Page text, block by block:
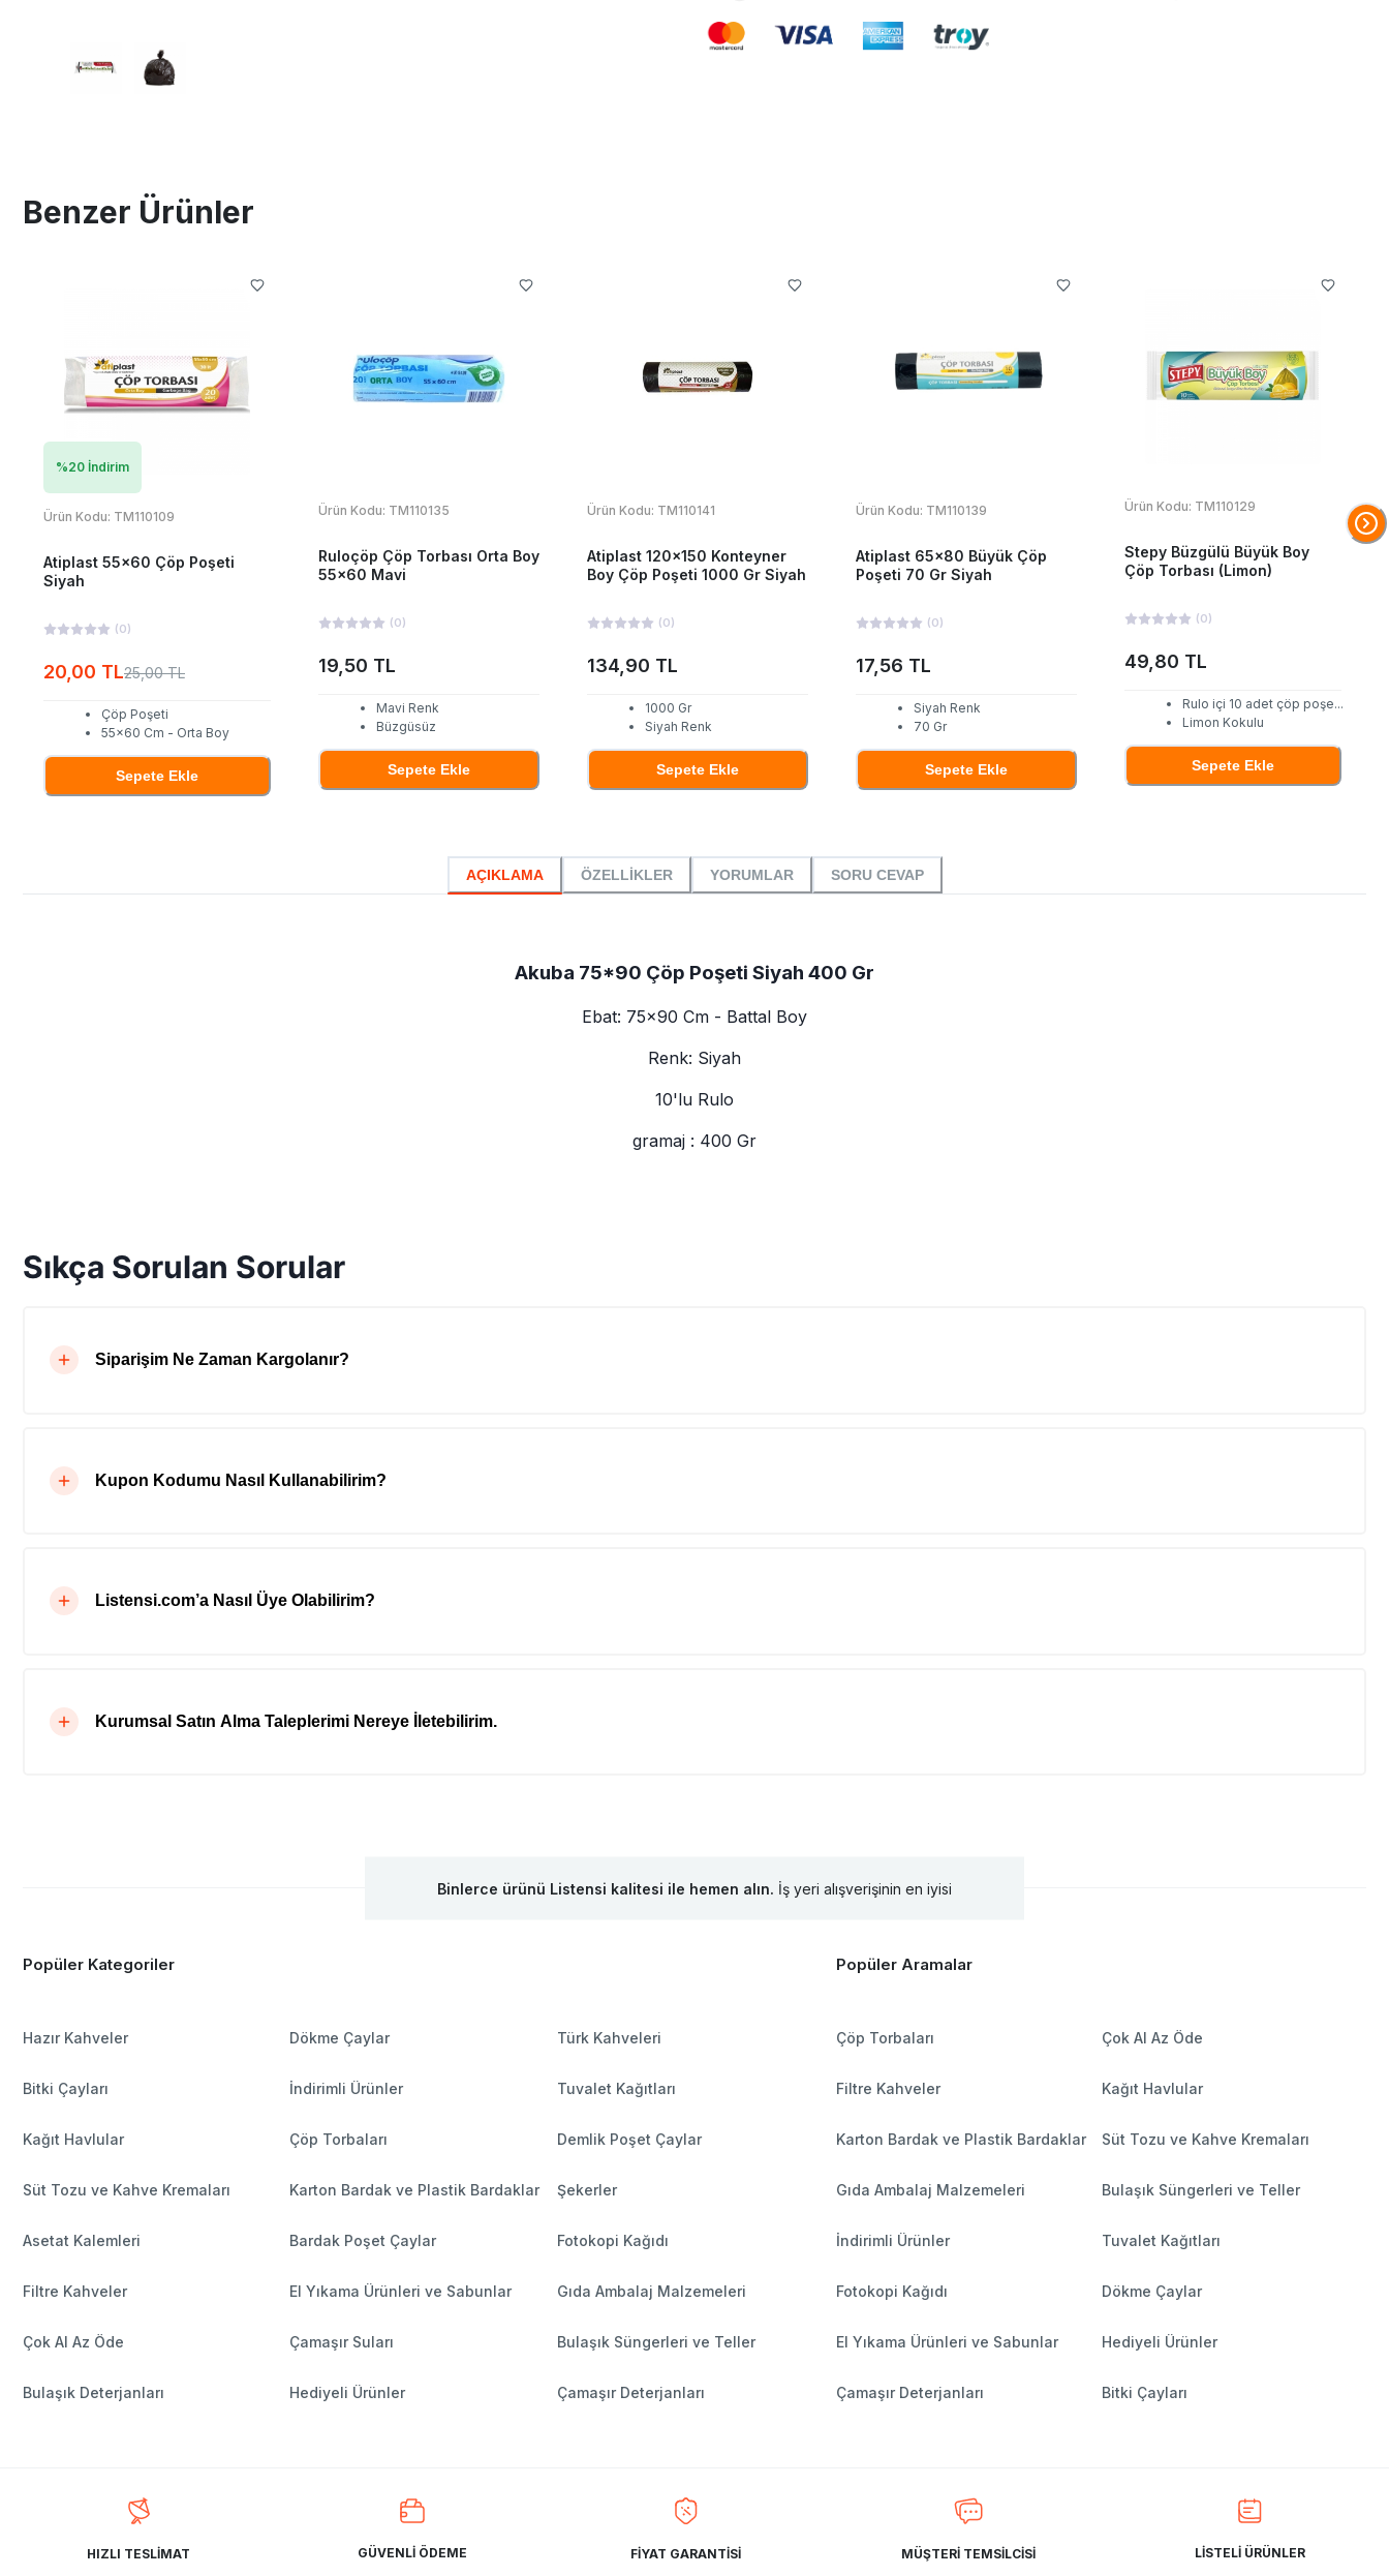
Benzer Ürünler
%20 İndirim
Ürün Kodu: TM110109
Atiplast 55x60 Çöp Poşeti
Siyah
(0)
20,00 TL25,00 TL
Çöp Poşeti
55x60 Cm - Orta Boy
Sepete Ekle
Ürün Kodu: TM110135
Ruloçöp Çöp Torbası Orta Boy
55x60 Mavi
(0)
19,50 TL
Mavi Renk
Büzgüsüz
Sepete Ekle
Ürün Kodu: TM110141
Atiplast 120x150 Konteyner
Boy Çöp Poşeti 1000 Gr Siyah
(0)
134,90 TL
1000 Gr
Siyah Renk
Sepete Ekle
Ürün Kodu: TM110139
Atiplast 65x80 Büyük Çöp
Poşeti 70 Gr Siyah
(0)
17,56 TL
Siyah Renk
70 Gr
Sepete Ekle
Ürün Kodu: TM110129
Stepy Büzgülü Büyük Boy
Çöp Torbası (Limon)
(0)
49,80 TL
Rulo içi 10 adet çöp poşe...
Limon Kokulu
Sepete Ekle
AÇIKLAMA ÖZELLİKLER YORUMLAR SORU CEVAP
Akuba 75*90 Çöp Poşeti Siyah 400 Gr
Ebat: 75x90 Cm - Battal Boy
Renk: Siyah
10'lu Rulo
gramaj : 400 Gr
Sıkça Sorulan Sorular
Siparişim Ne Zaman Kargolanır?
Kupon Kodumu Nasıl Kullanabilirim?
Listensi.com’a Nasıl Üye Olabilirim?
Kurumsal Satın Alma Taleplerimi Nereye İletebilirim.
Binlerce ürünü Listensi kalitesi ile hemen alın. İş yeri alışverişinin en iyisi
Popüler Kategoriler Popüler Aramalar
Hazır Kahveler Dökme Çaylar Türk Kahveleri
Bitki Çayları İndirimli Ürünler Tuvalet Kağıtları
Kağıt Havlular Çöp Torbaları Demlik Poşet Çaylar
Süt Tozu ve Kahve Kremaları Karton Bardak ve Plastik Bardaklar Şekerler
Asetat Kalemleri Bardak Poşet Çaylar Fotokopi Kağıdı
Filtre Kahveler El Yıkama Ürünleri ve Sabunlar Gıda Ambalaj Malzemeleri
Çok Al Az Öde Çamaşır Suları Bulaşık Süngerleri ve Teller
Bulaşık Deterjanları Hediyeli Ürünler Çamaşır Deterjanları
Çöp Torbaları Çok Al Az Öde
Filtre Kahveler Kağıt Havlular
Karton Bardak ve Plastik Bardaklar Süt Tozu ve Kahve Kremaları
Gıda Ambalaj Malzemeleri Bulaşık Süngerleri ve Teller
İndirimli Ürünler Tuvalet Kağıtları
Fotokopi Kağıdı Dökme Çaylar
El Yıkama Ürünleri ve Sabunlar Hediyeli Ürünler
Çamaşır Deterjanları Bitki Çayları
HIZLI TESLİMAT GÜVENLİ ÖDEME FİYAT GARANTİSİ MÜŞTERİ TEMSİLCİSİ LİSTELİ ÜRÜNLER